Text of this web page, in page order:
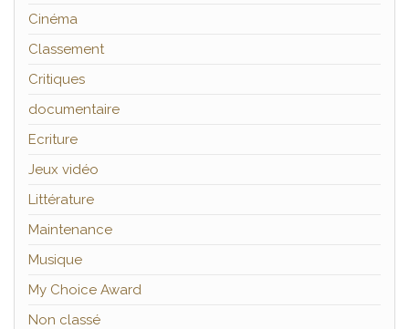
Cinéma
Classement
Critiques
documentaire
Ecriture
Jeux vidéo
Littérature
Maintenance
Musique
My Choice Award
Non classé